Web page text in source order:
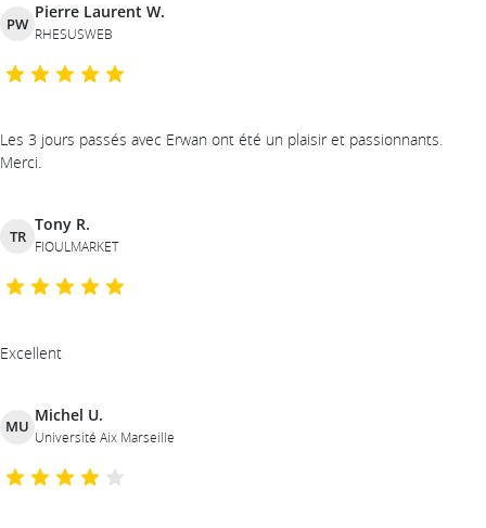
PW
Pierre Laurent W.
RHESUSWEB
Les 3 jours passés avec Erwan ont été un plaisir et passionnants.
Merci.
TR
Tony R.
FIOULMARKET
Excellent
MU
Michel U.
Université Aix Marseille